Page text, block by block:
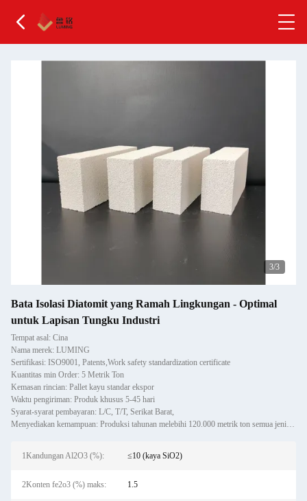
3/3
Bata Isolasi Diatomit yang Ramah Lingkungan - Optimal
untuk Lapisan Tungku Industri
Tempat asal: Cina
Nama merek: LUMING
Sertifikasi: ISO9001, Patents,Work safety standardization certificate
Kuantitas min Order: 5 Metrik Ton
Kemasan rincian: Pallet kayu standar ekspor
Waktu pengiriman: Produk khusus 5-45 hari
Syarat-syarat pembayaran: L/C, T/T, Serikat Barat,
Menyediakan kemampuan: Produksi tahunan melebihi 120.000 metrik ton semua jenis bahan refraktori termasuk castable, preform
1Kandungan Al2O3 (%): ≤10 (kaya SiO2)
2Konten fe2o3 (%) maks: 1.5